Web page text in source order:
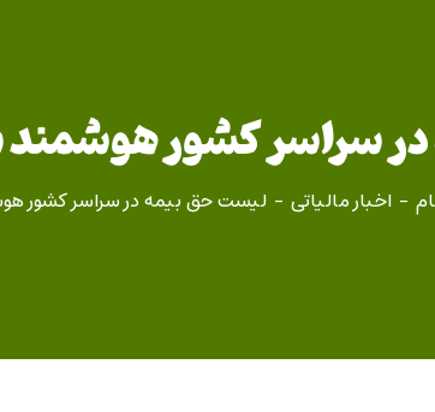
سراسر کشور
اخبار مالیاتی لیست حق بیمه در سراسر کشور